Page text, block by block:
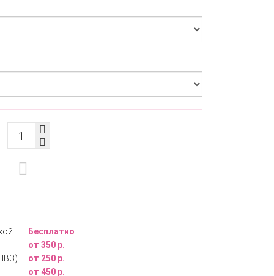
Бесплатно
от 350 р.
от 250 р.
от 450 р.